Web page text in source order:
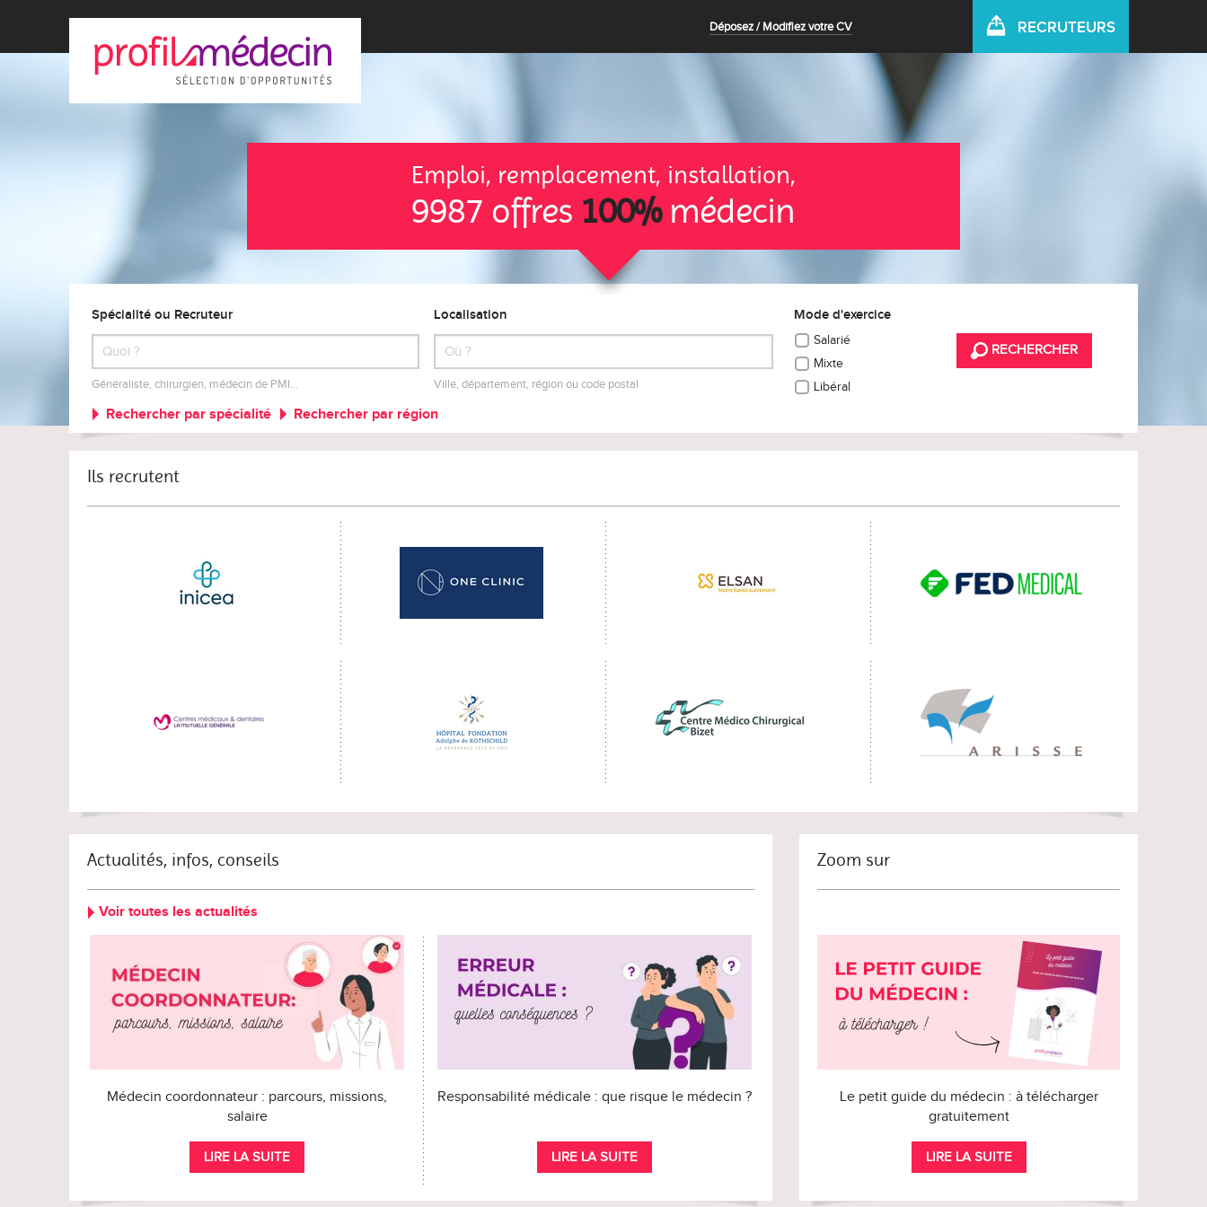
Déposez / Modifiez votre CV RECRUTEURS
Emploi, remplacement, installation,
9987 offres 100%médecin
Spécialité ou Recruteur
Généraliste, chirurgien, médecin de PMI…
Localisation
Ville, département, région ou code postal
Mode d'exercice
Salarié
Mixte
Libéral
RECHERCHER
Rechercher par spécialité Rechercher par région
Ils recrutent
Actualités, infos, conseils
Voir toutes les actualités
Médecin coordonnateur : parcours, missions,
salaire
LIRE LA SUITE
Responsabilité médicale : que risque le médecin ?
LIRE LA SUITE
Zoom sur
Le petit guide du médecin : à télécharger
gratuitement
LIRE LA SUITE